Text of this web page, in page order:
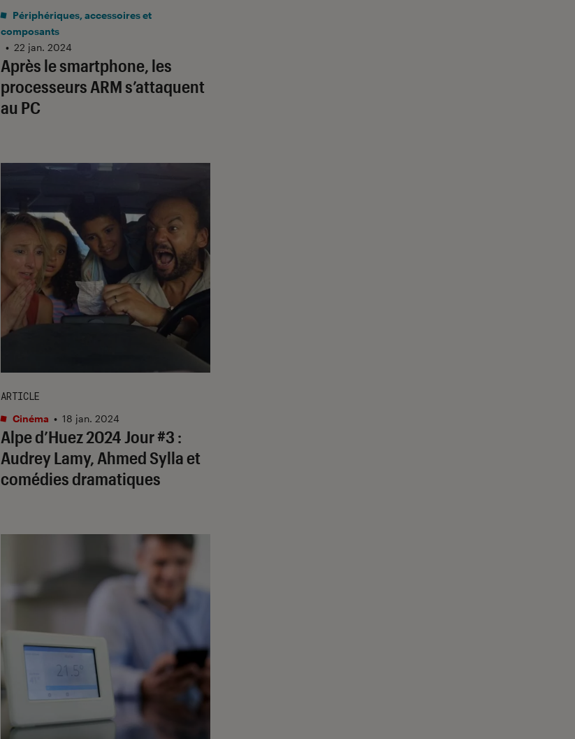
Après le smartphone, les
processeurs ARM s’attaquent
au PC
Périphériques, accessoires et
composants
• 22 jan. 2024
Alpe d’Huez 2024 Jour #3 :
Audrey Lamy, Ahmed Sylla et
comédies dramatiques
ARTICLE
Cinéma • 18 jan. 2024